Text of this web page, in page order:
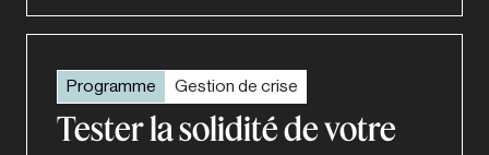
Programme Gestion de crise
Tester la solidité de votre